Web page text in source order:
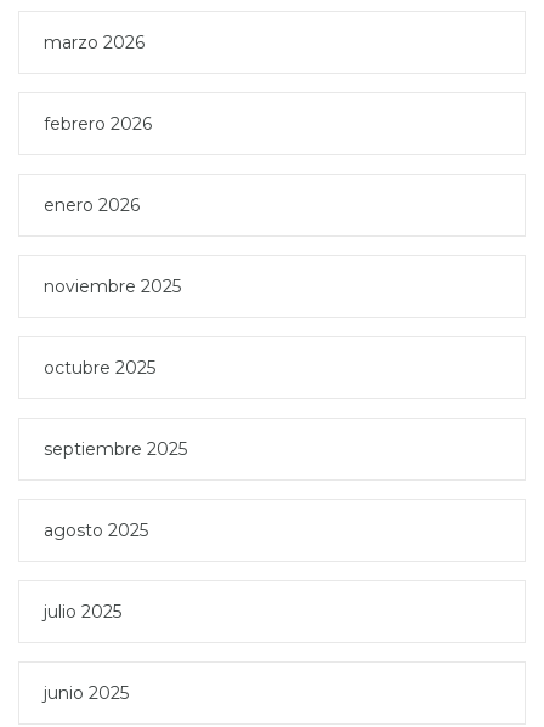
marzo 2026
febrero 2026
enero 2026
noviembre 2025
octubre 2025
septiembre 2025
agosto 2025
julio 2025
junio 2025